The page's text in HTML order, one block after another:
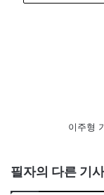
이주형
필자의 다른 기사